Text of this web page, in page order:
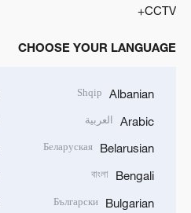
CCTV+
CHOOSE YOUR LANGUAGE
Albanian
Shqip
Arabic العربية
Belarusian
Беларуская
Bengali
বাংলা
Bulgarian
Български